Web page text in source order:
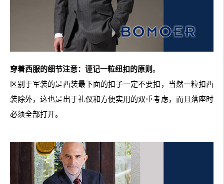
穿着西服的细节注意：谨记一粒纽扣的原则。
区别于军装的是西装最下面的扣子一定不要扣，当然一粒扣西
装除外，这也是出于礼仪和方便实用的双重考虑，而且落座时
必须全部打开。